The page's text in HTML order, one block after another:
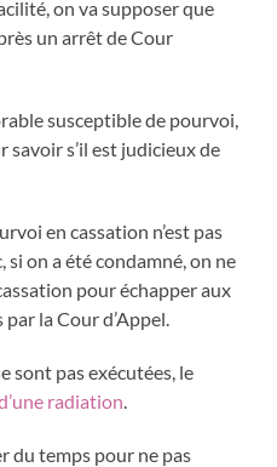
on va supposer que
un arrêt de Cour
susceptible de pourvoi,
savoir s’il est judicieux de
en cassation n’est pas
si on a été condamné, on ne
pour échapper aux
la Cour d’Appel.
sont pas exécutées, le
radiation
du temps pour ne pas